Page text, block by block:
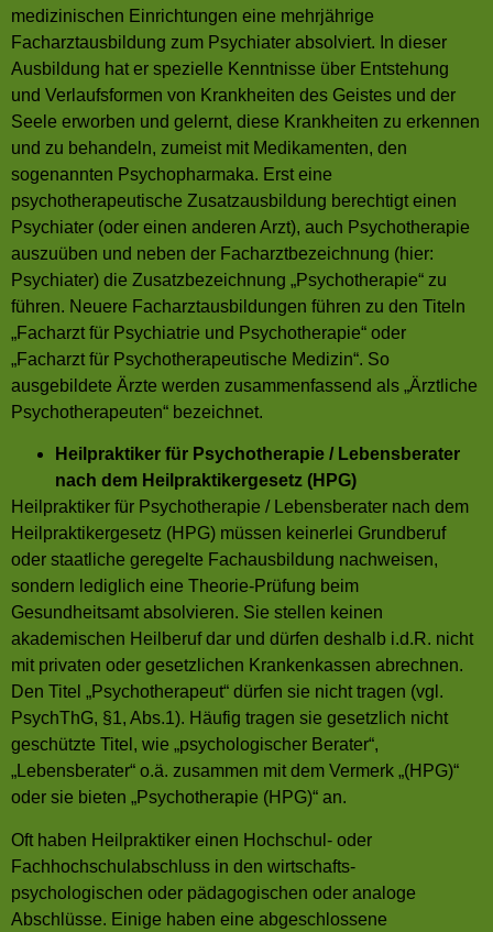
medizinischen Einrichtungen eine mehrjährige
Facharztausbildung zum Psychiater absolviert. In dieser
Ausbildung hat er spezielle Kenntnisse über Entstehung
und Verlaufsformen von Krankheiten des Geistes und der
Seele erworben und gelernt, diese Krankheiten zu erkennen
und zu behandeln, zumeist mit Medikamenten, den
sogenannten Psychopharmaka. Erst eine
psychotherapeutische Zusatzausbildung berechtigt einen
Psychiater (oder einen anderen Arzt), auch Psychotherapie
auszuüben und neben der Facharztbezeichnung (hier:
Psychiater) die Zusatzbezeichnung „Psychotherapie“ zu
führen. Neuere Facharztausbildungen führen zu den Titeln
„Facharzt für Psychiatrie und Psychotherapie“ oder
„Facharzt für Psychotherapeutische Medizin“. So
ausgebildete Ärzte werden zusammenfassend als „Ärztliche
Psychotherapeuten“ bezeichnet.
Heilpraktiker für Psychotherapie / Lebensberater
nach dem Heilpraktikergesetz (HPG)
Heilpraktiker für Psychotherapie / Lebensberater nach dem
Heilpraktikergesetz (HPG) müssen keinerlei Grundberuf
oder staatliche geregelte Fachausbildung nachweisen,
sondern lediglich eine Theorie-Prüfung beim
Gesundheitsamt absolvieren. Sie stellen keinen
akademischen Heilberuf dar und dürfen deshalb i.d.R. nicht
mit privaten oder gesetzlichen Krankenkassen abrechnen.
Den Titel „Psychotherapeut“ dürfen sie nicht tragen (vgl.
PsychThG, §1, Abs.1). Häufig tragen sie gesetzlich nicht
geschützte Titel, wie „psychologischer Berater“,
„Lebensberater“ o.ä. zusammen mit dem Vermerk „(HPG)“
oder sie bieten „Psychotherapie (HPG)“ an.
Oft haben Heilpraktiker einen Hochschul- oder
Fachhochschulabschluss in den wirtschafts-
psychologischen oder pädagogischen oder analoge
Abschlüsse. Einige haben eine abgeschlossene